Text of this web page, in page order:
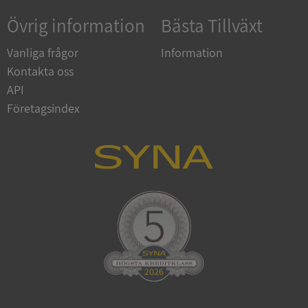
Övrig information
Vanliga frågor
Kontakta oss
API
Företagsindex
Bästa Tillväxt
Information
__RequestVerificationToken
Microsoft
de.syna.se
VISITOR_PRIVACY_METADATA
YouTube
.youtube.com